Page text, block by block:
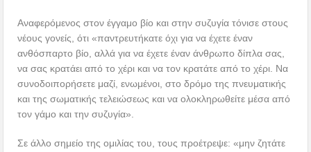
Αναφερόμενος στον έγγαμο βίο και στην συζυγία τόνισε στους
νέους γονείς, ότι «παντρευτήκατε όχι για να έχετε έναν
ανθόσπαρτο βίο, αλλά για να έχετε έναν άνθρωπο δίπλα σας,
να σας κρατάει από το χέρι και να τον κρατάτε από το χέρι. Να
συνοδοιπορήσετε μαζί, ενωμένοι, στο δρόμο της πνευματικής
και της σωματικής τελειώσεως και να ολοκληρωθείτε μέσα από
τον γάμο και την συζυγία».
Σε άλλο σημείο της ομιλίας του, τους προέτρεψε: «μην ζητάτε